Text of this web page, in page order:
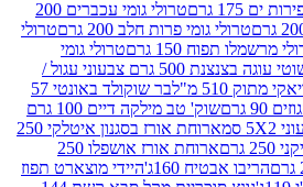
טרולי גומי עכברים 200
פרות חלב 200 גרם
טרולי
גרם
טרולי גומי
קישוטי עוגה בצנצנת 500 גרם צבעוני עגול /
בר שוקולד באונטי 57
שוק' טב מילקה דיים 100 גרם
ארוחת אורז בסגנון איטלקי 250
ארוחת אורז אושפלו 250
160ג'
היידי מוצארט תפוז